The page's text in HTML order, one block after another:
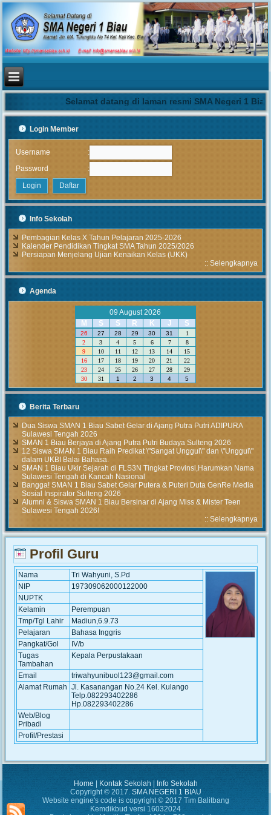
Selamat datang di laman resmi SMA Negeri 1
Login Member
Username
:
Password
:
Info Sekolah
Pembagian Kelas X Tahun Pelajaran 2025-2026
Kalender Pendidikan Tingkat SMA Tahun 2025/2026
Persiapan Menjelang Ujian Kenaikan Kelas (UKK)
:: Selengkapnya
Agenda
09 August 2026
M
S S R K J S
26 27 28 29 30 31
1
2
3 4 5 6 7
8
9
10 11 12 13 14
15
16
17 18 19 20 21
22
23
24 25 26 27 28
29
30
31 1 2 3 4 5
Berita Terbaru
Dua Siswa SMAN 1 Biau Sabet Gelar di Ajang Putra Putri ADIPURA
Sulawesi Tengah 2026
SMAN 1 Biau Berjaya di Ajang Putra Putri Budaya Sulteng 2026
12 Siswa SMAN 1 Biau Raih Predikat \"Sangat Unggul\" dan \"Unggul\"
dalam UKBI Balai Bahasa.
SMAN 1 Biau Ukir Sejarah di FLS3N Tingkat Provinsi,Harumkan Nama
Sulawesi Tengah di Kancah Nasional
Bangga! SMAN 1 Biau Sabet Gelar Putera & Puteri Duta GenRe Media
Sosial Inspirator Sulteng 2026
Alumni & Siswa SMAN 1 Biau Bersinar di Ajang Miss & Mister Teen
Sulawesi Tengah 2026!
:: Selengkapnya
Profil Guru
Nama
Tri Wahyuni, S.Pd
NIP
197309062000122000
NUPTK
Kelamin
Perempuan
Tmp/Tgl Lahir
Madiun,6.9.73
Pelajaran
Bahasa Inggris
Pangkat/Gol
IV/b
Tugas
Tambahan
Kepala Perpustakaan
Email
triwahyunibuol123@gmail.com
Alamat Rumah
Jl. Kasanangan No.24 Kel. Kulango
Telp.082293402286
Hp.082293402286
Web/Blog
Pribadi
Profil/Prestasi
Home Kontak Sekolah
Info Sekolah
Copyright © 2017. SMA NEGERI 1 BIAU
Website engine's code is copyright © 2017 Tim Balitbang
Kemdikbud versi 16032024